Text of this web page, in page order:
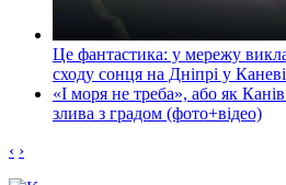
Це фантастика: у мережу
сходу сонця на Дніпрі у
«І моря не треба», або як
злива з градом (фото+відео)
‹ ›